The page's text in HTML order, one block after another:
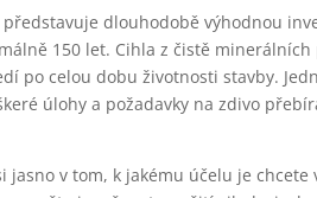
dlouhodobě výhodnou
150 let. Cihla z čistě
po celou dobu životnosti stavby.
úlohy a požadavky na zdivo
v tom, k jakému účelu je chcete